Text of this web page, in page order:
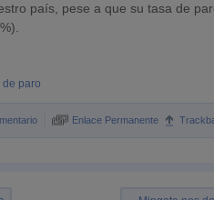
país, pese a que su tasa de
de paro
Enlace Permanente